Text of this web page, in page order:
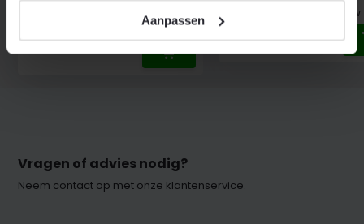
Aanpassen
Excl. btw
Excl. btw
Vragen of advies nodig?
Neem contact op met onze klantenservice.